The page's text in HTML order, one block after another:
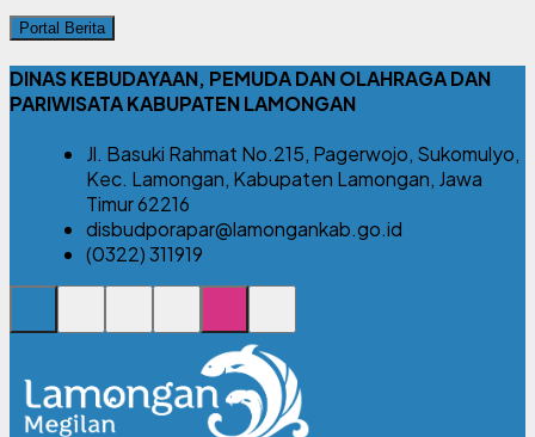
Portal Berita
DINAS KEBUDAYAAN, PEMUDA DAN OLAHRAGA DAN
PARIWISATA KABUPATEN LAMONGAN
Jl. Basuki Rahmat No.215, Pagerwojo, Sukomulyo,
Kec. Lamongan, Kabupaten Lamongan, Jawa
Timur 62216
disbudporapar@lamongankab.go.id
(0322) 311919